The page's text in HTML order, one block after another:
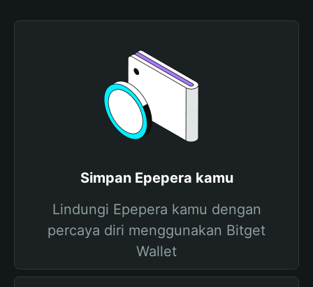
Simpan Epepera kamu
Lindungi Epepera kamu dengan
percaya diri menggunakan Bitget
Wallet